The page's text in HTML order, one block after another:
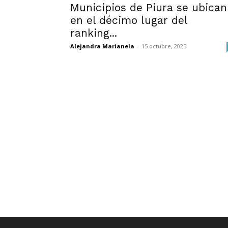
Municipios de Piura se ubican
en el décimo lugar del
ranking...
Alejandra Marianela - 15 octubre, 2025